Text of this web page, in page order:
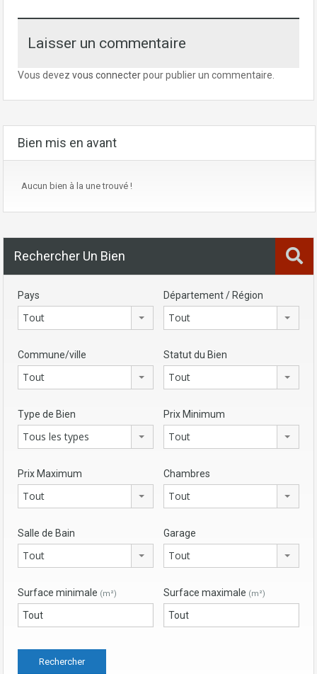
Laisser un commentaire
Vous devez vous connecterpour publier un commentaire.
Bien mis en avant
Aucun bien à la une trouvé !
Rechercher Un Bien
Pays
Tout
Département / Région
Tout
Commune/ville
Tout
Statut du Bien
Tout
Type de Bien
Tous les types
Prix Minimum
Tout
Prix Maximum
Tout
Chambres
Tout
Salle de Bain
Tout
Garage
Tout
Surface minimale (m²) Surface maximale (m²)